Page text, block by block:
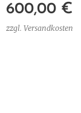
600,00 €
zzgl. Versandkosten